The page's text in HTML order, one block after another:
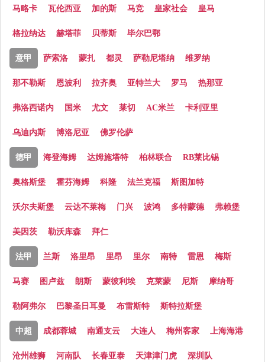
马略卡 瓦伦西亚 加的斯 马竞 皇家社会 皇马
格拉纳达 赫塔菲 贝蒂斯 毕尔巴鄂
意甲 萨索洛 蒙扎 都灵 萨勒尼塔纳 维罗纳
那不勒斯 恩波利 拉齐奥 亚特兰大 罗马 热那亚
弗洛西诺内 国米 尤文 莱切 AC米兰 卡利亚里
乌迪内斯 博洛尼亚 佛罗伦萨
德甲 海登海姆 达姆施塔特 柏林联合 RB莱比锡
奥格斯堡 霍芬海姆 科隆 法兰克福 斯图加特
沃尔夫斯堡 云达不莱梅 门兴 波鸿 多特蒙德 弗赖堡
美因茨 勒沃库森 拜仁
法甲 兰斯 洛里昂 里昂 里尔 南特 雷恩 梅斯
马赛 图卢兹 朗斯 蒙彼利埃 克莱蒙 尼斯 摩纳哥
勒阿弗尔 巴黎圣日耳曼 布雷斯特 斯特拉斯堡
中超 成都蓉城 南通支云 大连人 梅州客家 上海海港
沧州雄狮 河南队 长春亚泰 天津津门虎 深圳队